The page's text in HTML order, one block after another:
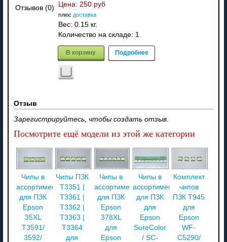
Отзывов (0)
Цена: 250 руб
плюс доставка
Вес: 0.15 кг.
Количество на складе: 1
В корзину Подробнее
Отзыв
Зарегистрируйтесь, чтобы создать отзыв.
Посмотрите ещё модели из этой же категории
Чипы в
ассортименте
для ПЗК
Epson
35XL
T3591/
3592/
Чипы ПЗК
T3351 |
T3361 |
T3362 |
T3363 |
T3364
для
Чипы в
ассортименте
для ПЗК
Epson
378XL
для
Epson
Чипы в
ассортименте
для ПЗК
для
Epson
SureColor
/ SC-
Комплект
чипов
ПЗК T945
для
Epson
WF-
C5290/